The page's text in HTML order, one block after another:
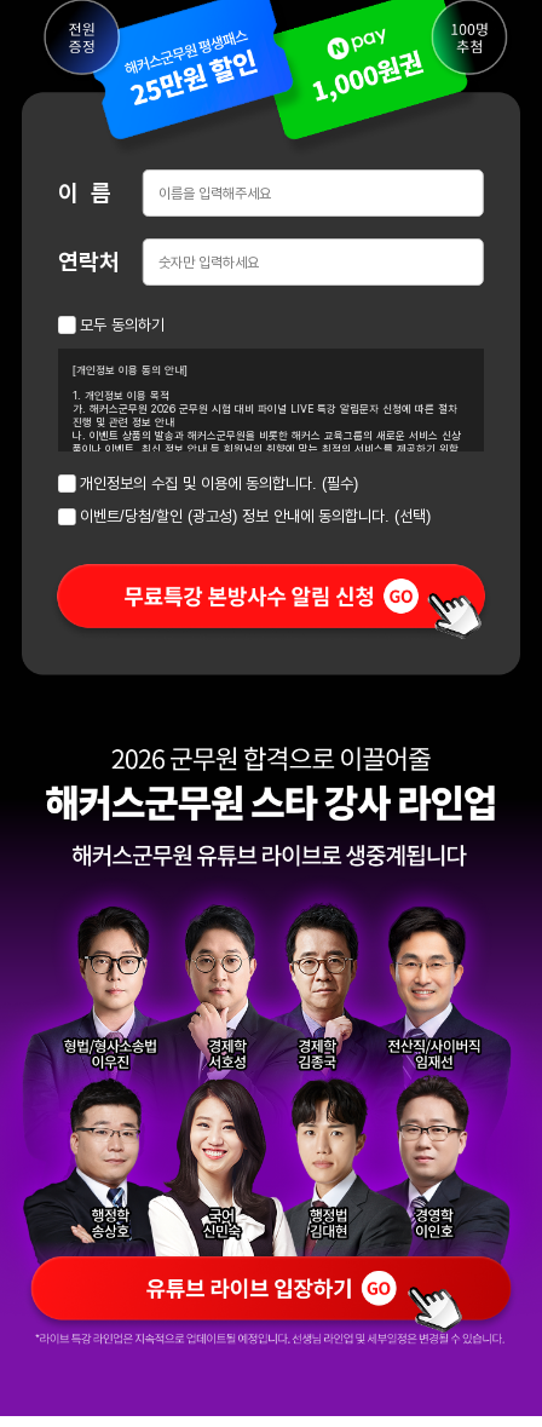
이 름
연락처
모두 동의하기
[개인정보 이용 동의 안내]
1. 개인정보 이용 목적
가. 해커스군무원 2026 군무원 시험 대비 파이널 LIVE 특강 알림문자 신청에 따른 절차
진행 및 관련 정보 안내
나. 이벤트 상품의 발송과 해커스군무원을 비롯한 해커스 교육그룹의 새로운 서비스 신상
품이나 이벤트, 최신 정보 안내 등 회원님의 취향에 맞는 최적의 서비스를 제공하기 위함
3. 개인정보의 보유/이용 기간 : 수집한 개인정보는 수집 시로부터 1년 간 이용하며, 내역
관리를 위해 추가 1년을 보관한 후 파기합니다. (총 2년 보유) 다만, 보유 및 이용기간 동안
4. 신청자는 개인정보 수집이용동의를 거부할 수 있습니다. 다만, 개인정보 수집이용에 거
부하실 경우 해커스군무원 2026 군무원 시험 대비 파이널 LIVE 특강 사전 알림문자 신청
개인정보의 수집 및 이용에 동의합니다. (필수)
이벤트/당첨/할인 (광고성) 정보 안내에 동의합니다. (선택)